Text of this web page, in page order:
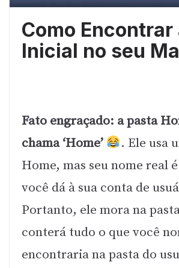
Como Encontrar
Inicial no seu
Fato engraçado: a pasta
chama ‘Home’
. Ele usa
Home, mas seu nome real
você dá à sua conta de
Portanto, ele mora na
conterá tudo o que você
encontraria na pasta do